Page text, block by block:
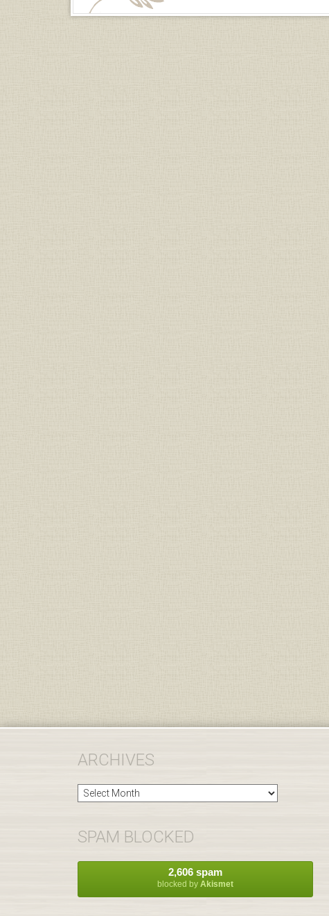
ARCHIVES
Archives
SPAM BLOCKED
2,606 spam
blocked by Akismet